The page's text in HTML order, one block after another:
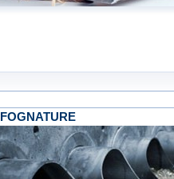
FOGNATURE